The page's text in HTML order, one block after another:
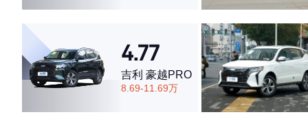
4.77
吉利 豪越PRO
8.69-11.69万